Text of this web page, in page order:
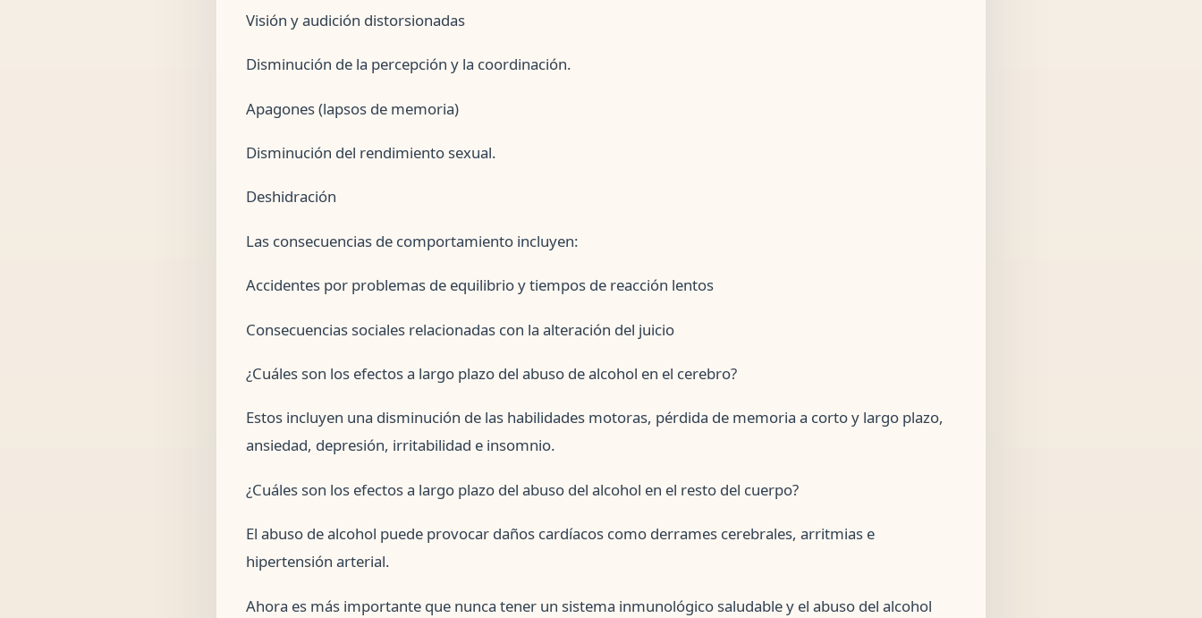
Visión y audición distorsionadas
Disminución de la percepción y la coordinación.
Apagones (lapsos de memoria)
Disminución del rendimiento sexual.
Deshidración
Las consecuencias de comportamiento incluyen:
Accidentes por problemas de equilibrio y tiempos de reacción lentos
Consecuencias sociales relacionadas con la alteración del juicio
¿Cuáles son los efectos a largo plazo del abuso de alcohol en el cerebro?
Estos incluyen una disminución de las habilidades motoras, pérdida de memoria a corto y largo plazo,
ansiedad, depresión, irritabilidad e insomnio.
¿Cuáles son los efectos a largo plazo del abuso del alcohol en el resto del cuerpo?
El abuso de alcohol puede provocar daños cardíacos como derrames cerebrales, arritmias e
hipertensión arterial.
Ahora es más importante que nunca tener un sistema inmunológico saludable y el abuso del alcohol